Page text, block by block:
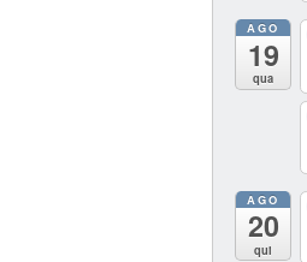
AGO
19
qua
AGO
20
qui